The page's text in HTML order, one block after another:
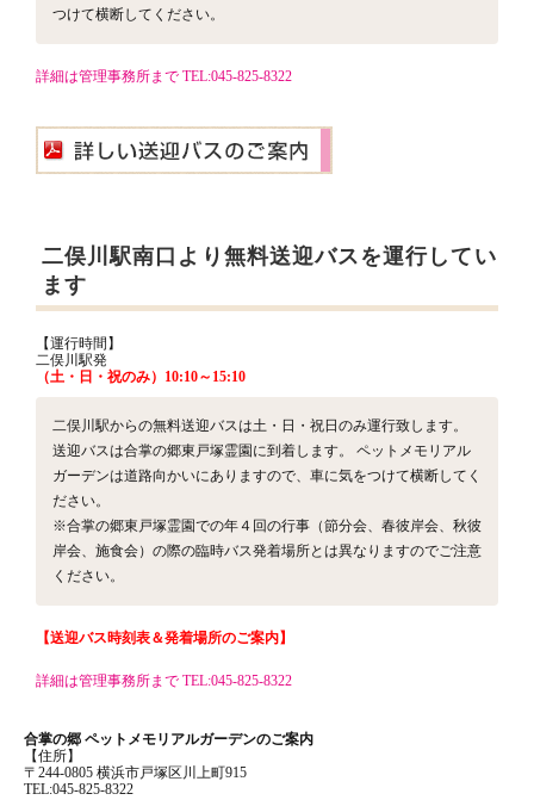
つけて横断してください。
詳細は管理事務所まで TEL:045-825-8322
二俣川駅南口より無料送迎バスを運行してい
ます
【運行時間】
二俣川駅発
（土・日・祝のみ）10:10～15:10
二俣川駅からの無料送迎バスは土・日・祝日のみ運行致します。
送迎バスは合掌の郷東戸塚霊園に到着します。 ペットメモリアル
ガーデンは道路向かいにありますので、車に気をつけて横断してく
ださい。
※合掌の郷東戸塚霊園での年４回の行事（節分会、春彼岸会、秋彼
岸会、施食会）の際の臨時バス発着場所とは異なりますのでご注意
ください。
【送迎バス時刻表＆発着場所のご案内】
詳細は管理事務所まで TEL:045-825-8322
合掌の郷 ペットメモリアルガーデンのご案内
【住所】
〒244-0805 横浜市戸塚区川上町915
TEL:045-825-8322